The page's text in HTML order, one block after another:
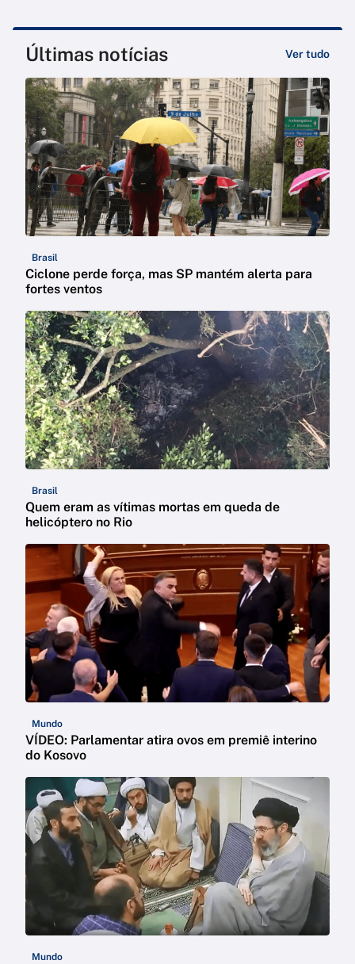
Últimas notícias Ver tudo
Brasil
Ciclone perde força, mas SP mantém alerta para
fortes ventos
Brasil
Quem eram as vítimas mortas em queda de
helicóptero no Rio
Mundo
VÍDEO: Parlamentar atira ovos em premiê interino
do Kosovo
Mundo